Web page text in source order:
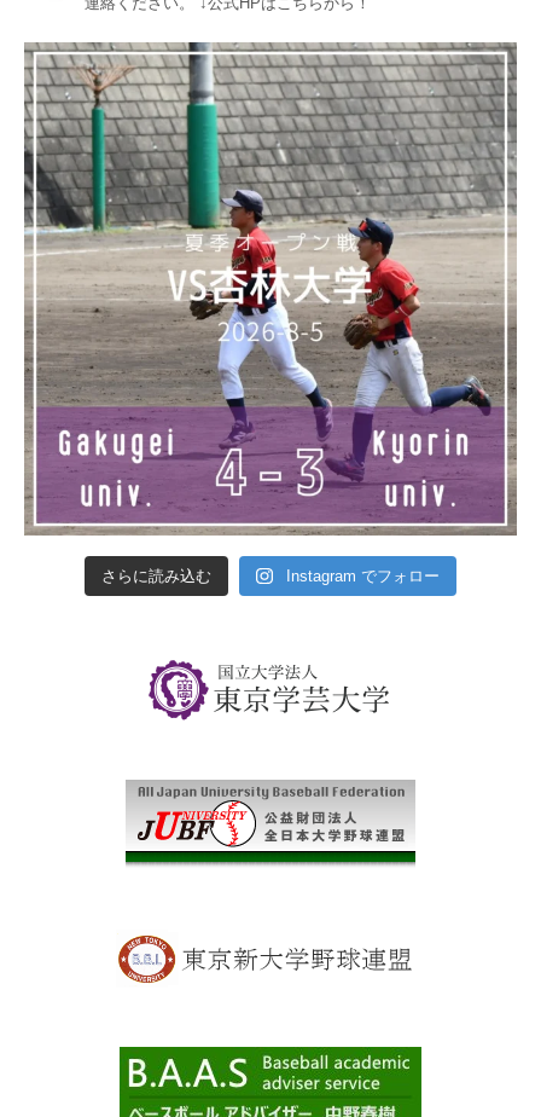
さらに読み込む Instagram でフォロー